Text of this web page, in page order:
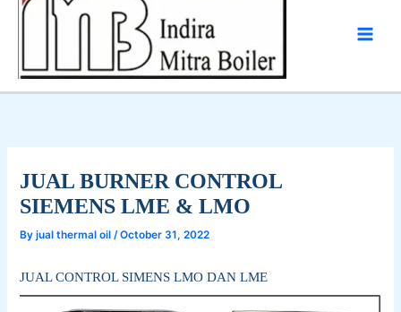
JUAL BURNER CONTROL
SIEMENS LME & LMO
Byjual thermal oil/October 31, 2022
JUAL CONTROL SIMENS LMO DAN LME